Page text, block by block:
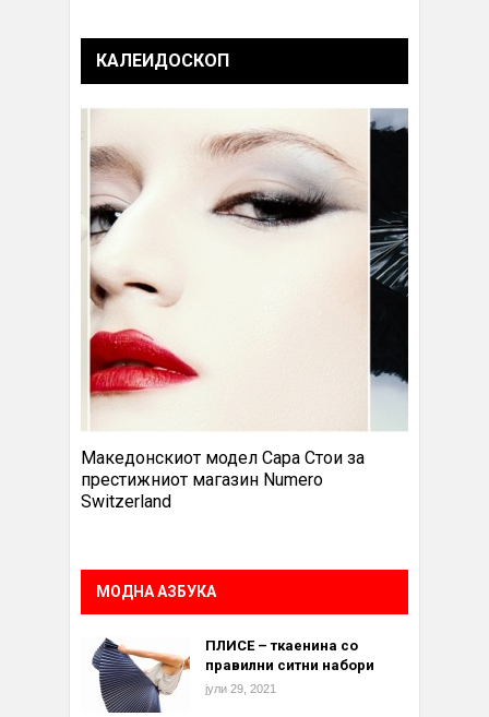
КАЛЕИДОСКОП
Македонскиот модел Сара Стои за
престижниот магазин Numero
Switzerland
МОДНА АЗБУКА
ПЛИСЕ – ткаенина со
правилни ситни набори
јули 29, 2021